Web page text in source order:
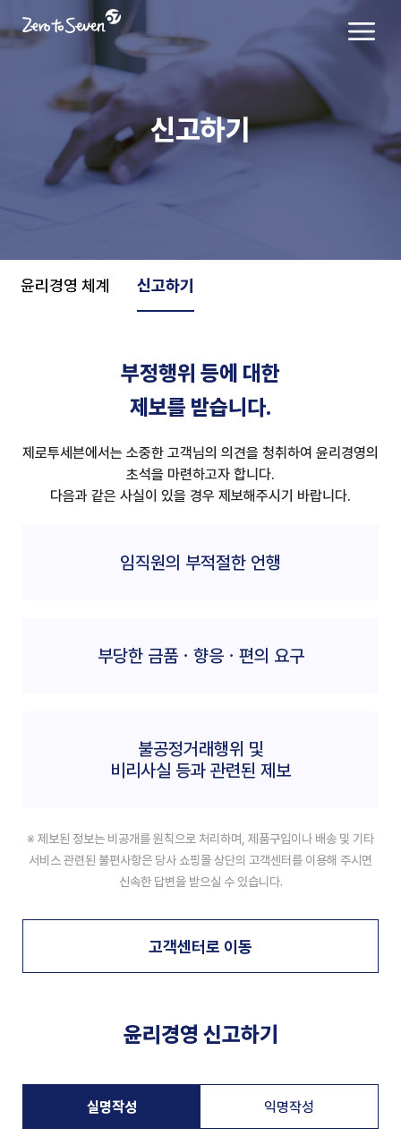
신고하기
윤리경영 체계 신고하기
부정행위 등에 대한
제보를 받습니다.
제로투세븐에서는 소중한 고객님의 의견을 청취하여 윤리경영의
초석을 마련하고자 합니다.
다음과 같은 사실이 있을 경우 제보해주시기 바랍니다.
임직원의 부적절한 언행
부당한 금품ㆍ향응ㆍ편의 요구
불공정거래행위 및
비리사실 등과 관련된 제보
제보된 정보는 비공개를 원칙으로 처리하며, 제품구입이나 배송 및 기타
서비스 관련된 불편사항은 당사 쇼핑몰 상단의 고객센터를 이용해 주시면
신속한 답변을 받으실 수 있습니다.
고객센터로 이동
윤리경영 신고하기
실명작성 익명작성